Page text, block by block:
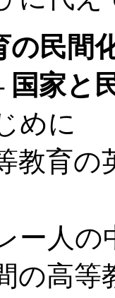
民間
間、
に
英語
の中
教育